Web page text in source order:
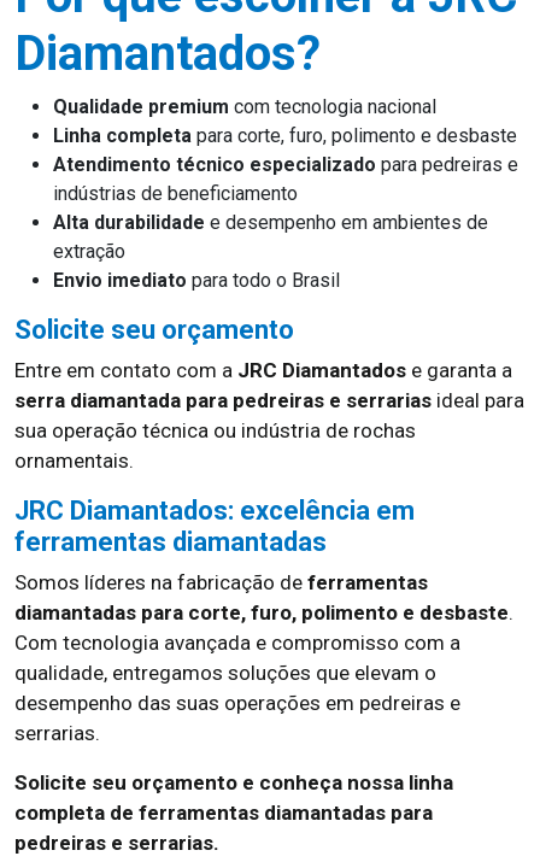
Diamantados?
Qualidade premium com tecnologia nacional
Linha completa para corte, furo, polimento e desbaste
Atendimento técnico especializado para pedreiras e
indústrias de beneficiamento
Alta durabilidade e desempenho em ambientes de
extração
Envio imediato para todo o Brasil
Solicite seu orçamento
Entre em contato com a JRC Diamantados e garanta a
serra diamantada para pedreiras e serrarias ideal para
sua operação técnica ou indústria de rochas
ornamentais.
JRC Diamantados: excelência em
ferramentas diamantadas
Somos líderes na fabricação de ferramentas
diamantadas para corte, furo, polimento e desbaste.
Com tecnologia avançada e compromisso com a
qualidade, entregamos soluções que elevam o
desempenho das suas operações em pedreiras e
serrarias.
Solicite seu orçamento e conheça nossa linha
completa de ferramentas diamantadas para
pedreiras e serrarias.